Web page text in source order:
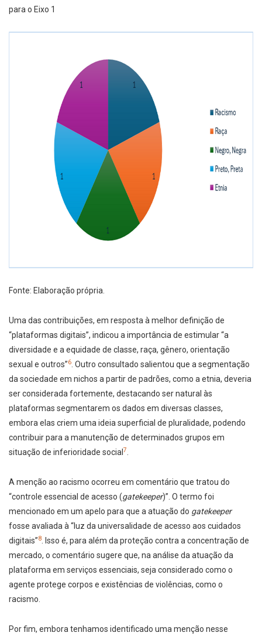
para o Eixo 1
Fonte: Elaboração própria.
Uma das contribuições, em resposta à melhor definição de
“plataformas digitais”, indicou a importância de estimular “a
diversidade e a equidade de classe, raça, gênero, orientação
sexual e outros”6 . Outro consultado salientou que a segmentação
da sociedade em nichos a partir de padrões, como a etnia, deveria
ser considerada fortemente, destacando ser natural às
plataformas segmentarem os dados em diversas classes,
embora elas criem uma ideia superficial de pluralidade, podendo
contribuir para a manutenção de determinados grupos em
situação de inferioridade social 7
A menção ao racismo ocorreu em comentário que tratou do
“controle essencial de acesso (gatekeeper)”. O termo foi
mencionado em um apelo para que a atuação do gatekeeper
fosse avaliada à “luz da universalidade de acesso aos cuidados
digitais”8
. Isso é, para além da proteção contra a concentração de
mercado, o comentário sugere que, na análise da atuação da
plataforma em serviços essenciais, seja considerado como o
agente protege corpos e existências de violências, como o
racismo.
Por fim, embora tenhamos identificado uma menção nesse